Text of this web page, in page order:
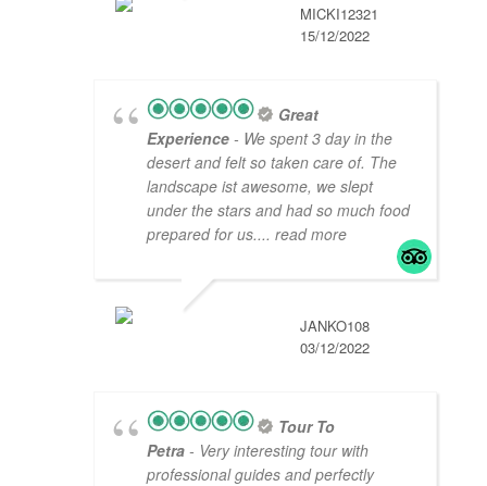
MICKI12321
15/12/2022
Great
Experience - We spent 3 day in the
desert and felt so taken care of. The
landscape ist awesome, we slept
under the stars and had so much food
prepared for us.... read more
JANKO108
03/12/2022
Tour To
Petra - Very interesting tour with
professional guides and perfectly